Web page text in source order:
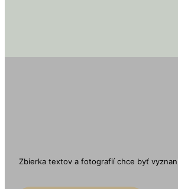
Zbierka textov a fotografií chce byť